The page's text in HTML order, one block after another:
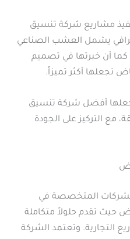
مشاريع شركة تنسيق
يشمل العشب الصناعي
كما أن خبرتها في تصميم
أكثر تميزاً.
أفضل شركة تنسيق
مع التركيز على الجودة
المتخصصة في
حيث تقدم حلولاً متكاملة
التجارية. وتعتمد الشركة